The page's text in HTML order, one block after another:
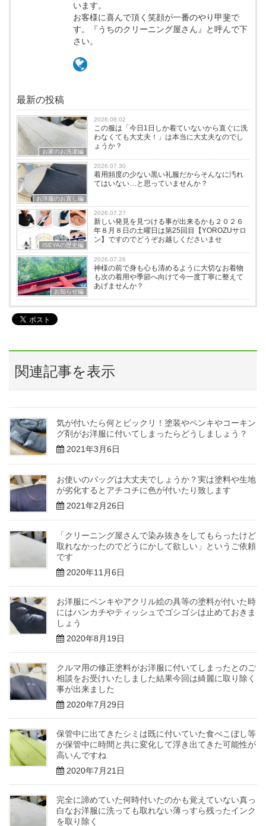
います。
お客様に喜んで頂く笑顔が一番のやり甲斐で
す。『うちのクリーニング屋さん』と呼んで下
さい。
最新の投稿
お家のお洗濯編
2026.08.02
この服は「今日1日しか着ていないから直ぐに洗
わなくても大丈夫！」は本当に大丈夫なのでし
ょうか？
お洋服のお直し編
2026.07.30
着用頻度の少ない黒い礼服だからそんなに汚れ
てはいない…と思っていませんか？
ISEYAの歴史編
2026.07.27
新しい発見を見つける事が出来るかも２０２６
年８月８日の土曜日は第25回目【YOROZUサロ
ン】ですのでどうぞお越しくださいませ
お知らせ編
2026.07.26
神様の前で身も心も清めるように大切なお着物
も次の着用や季節へ向けて今一度丁寧に整えて
あげませんか？
関連記事を表示
気が付いたら何とビックリ！塗装やペンキやコーキン
グ剤がお洋服に付いてしまったらどうしましょう？
2021年3月6日
お使いのバッグは大丈夫でしょうか？実は塗料や生地
が劣化するとアチコチに色が付いたり致します
2021年2月26日
「クリーニング屋さんで染み抜きをしてもらったけど
取れなかったのでどうにかして欲しい」というご依頼
です
2020年11月6日
お洋服にペンキやアクリル絵の具等の塗料が付いた時
にはハンカチやティッシュでゴシゴシは止めておきま
しょう
2020年8月19日
クルマ用の修正塗料がお洋服に付いてしまったとのご
相談をお受けいたしました結果今回は綺麗に取り除く
事が出来ました
2020年7月29日
保管中に出てきたシミは既に付いていた食べこぼし等
が保管中に時間と共に変化して浮き出てきた可能性が
高いんですね
2020年7月21日
完全に諦めていた何時付いたのかも覚えていない真っ
白なお洋服に洗っても取れない薄っすら残ったインク
を取り除く